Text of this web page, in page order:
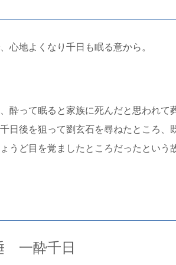
心地よくなり千日も眠る意から。
酔って眠ると家族に死んだと思われて
日後を狙って劉玄石を尋ねたところ、
うど目を覚ましたところだったという
一酔千日